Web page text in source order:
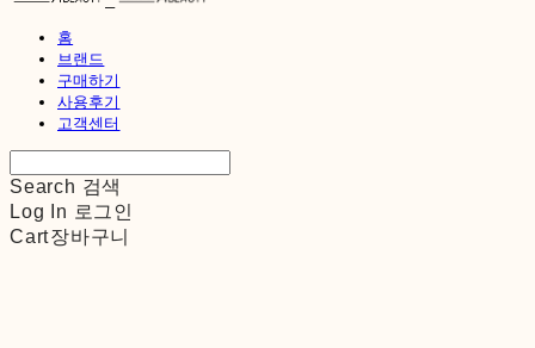
홈
브랜드
구매하기
사용후기
고객센터
Search 검색
Log In 로그인
Cart장바구니